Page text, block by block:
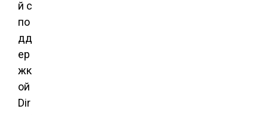
й с
по
дд
ер
жк
ой
Dir